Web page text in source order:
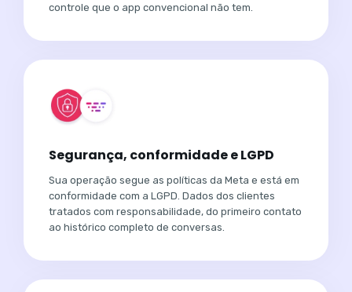
controle que o app convencional não tem.
Segurança, conformidade e LGPD
Sua operação segue as políticas da Meta e está em
conformidade com a LGPD. Dados dos clientes
tratados com responsabilidade, do primeiro contato
ao histórico completo de conversas.